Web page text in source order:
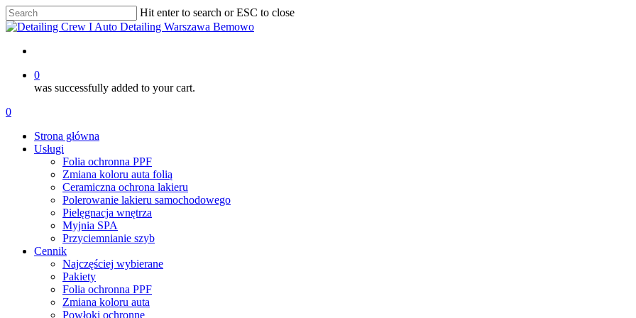
Skip
to
content
Hit enter to search or ESC to close
Close
0
was successfully added to your cart.
Menu
account
0
Strona główna
Usługi
Folia ochronna PPF
Zmiana koloru auta folią
Ceramiczna ochrona lakieru
Polerowanie lakieru samochodowego
Pielęgnacja wnętrza
Myjnia SPA
Przyciemnianie szyb
Cennik
Najczęściej wybierane
Pakiety
Folia ochronna PPF
Zmiana koloru auta
Powłoki ochronne